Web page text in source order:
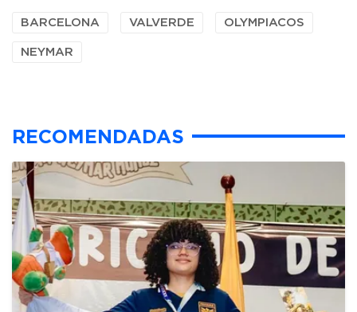
BARCELONA VALVERDE OLYMPIACOS
NEYMAR
RECOMENDADAS